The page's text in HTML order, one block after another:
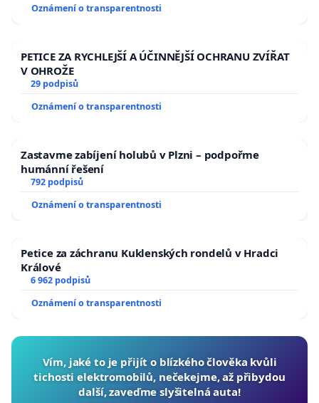
Oznámení o transparentnosti
PETICE ZA RYCHLEJŠÍ A ÚČINNĚJŠÍ OCHRANU ZVÍŘAT
V OHROŽE
29 podpisů
Oznámení o transparentnosti
Zastavme zabíjení holubů v Plzni – podpořme
humánní řešení
792 podpisů
Oznámení o transparentnosti
Petice za záchranu Kuklenských rondelů v Hradci
Králové
6 962 podpisů
Oznámení o transparentnosti
Vím, jaké to je přijít o blízkého člověka kvůli
tichosti elektromobilů, nečekejme, až přibydou
další, zaveďme slyšitelná auta!